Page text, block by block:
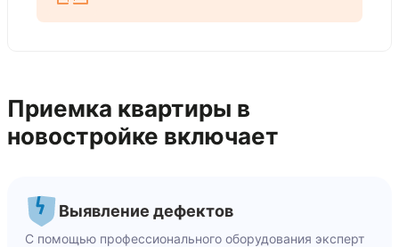
Приемка квартиры в
новостройке включает
Выявление дефектов
С помощью профессионального оборудования эксперт